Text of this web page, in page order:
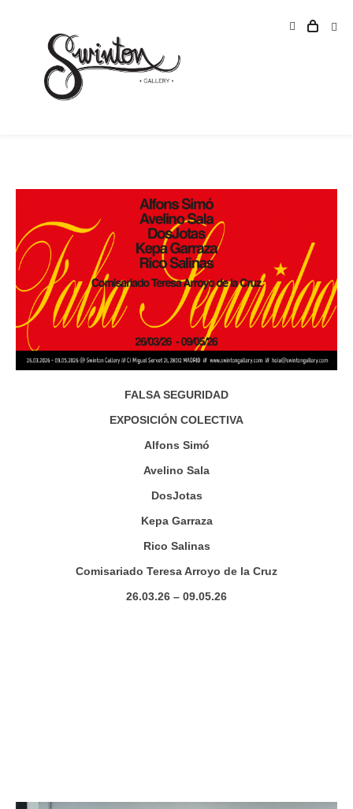
FALSA SEGURIDAD
EXPOSICIÓN COLECTIVA
Alfons Simó
Avelino Sala
DosJotas
Kepa Garraza
Rico Salinas
Comisariado Teresa Arroyo de la Cruz
26.03.26 – 09.05.26